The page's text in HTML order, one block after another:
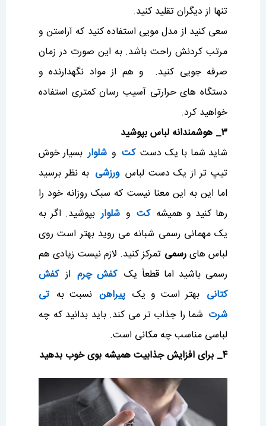
تنها از دیگران تقلید کنید.
سعی کنید از مدل مویی استفاده کنید که آراستن و
مرتب کردنش راحت باشد. به این صورت در زمان
صرفه جویی کنید. و هم از مواد نگهدارنده و
دستگاه های حرارتی آسیب رسان کمتری استفاده
خواهید کرد.
۳_ هوشمندانه لباس بپوشید
شاید شما با یک دست کت و شلوار بسیار خوش
تیپ تر از یک دست لباس ورزشی به نظر برسید
اما این به این معنا نیست که سبک روزانه خود را
رها کنید و همیشه کت و شلوار بپوشید. اگر به
یک مهمانی رسمی شبانه می روید بهتر است روی
لباس هایرسمی تمرکز کنید. لازم نیست زیادی هم
رسمی باشید اما قطعاً یک کفش چرم از کفش
کتانی بهتر است و یک پیراهن نسبت به تی
شرت شما را جذاب تر می کند. باید بدانید که چه
لباسی مناسب چه مکانی است.
۴_ برای افزایش جذابیت همیشه بوی خوب بدهید